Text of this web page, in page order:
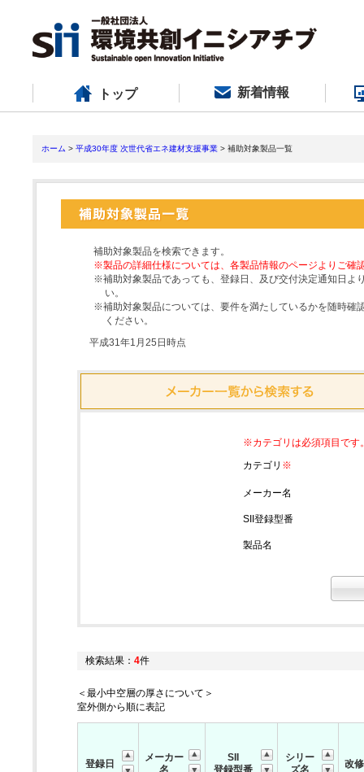
トップ 新着情報
ホーム > 平成30年度 次世代省エネ建材支援事業 > 補助対象製品一覧
補助対象製品を検索できます。
※製品の詳細仕様については、各製品情報のページよりご確
※補助対象製品であっても、登録日、及び交付決定通知日よ
い。
※補助対象製品については、要件を満たしているかを随時確
ください。
平成31年1月25日時点
※カテゴリは必須項目です
カテゴリ ※
メーカー名
SII登録型番
製品名
検索結果： 4件
＜最小中空層の厚さについて＞
室外側から順に表記
登録日
メーカー
名
SII
登録型番
シリー
ズ名
改